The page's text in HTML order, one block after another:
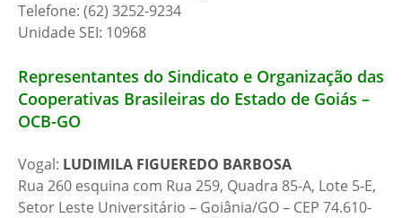
Telefone: (62) 3252-9234
Unidade SEI: 10968
Representantes do Sindicato e Organização das
Cooperativas Brasileiras do Estado de Goiás –
OCB-GO
Vogal: LUDIMILA FIGUEREDO BARBOSA
Rua 260 esquina com Rua 259, Quadra 85-A, Lote 5-E,
Setor Leste Universitário – Goiânia/GO – CEP 74.610-